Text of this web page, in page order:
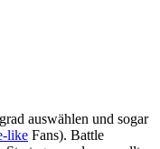
auswählen und sogar
like Fans). Battle